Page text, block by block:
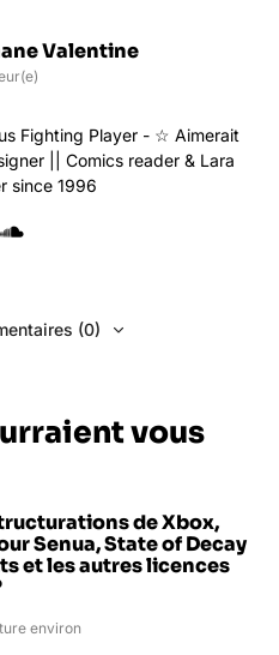
Valentine
Fighting Player - ☆ Aimerait
|| Comics reader & Lara
since 1996
(0)
vous
de Xbox,
Senua, State of Decay
et les autres licences
environ